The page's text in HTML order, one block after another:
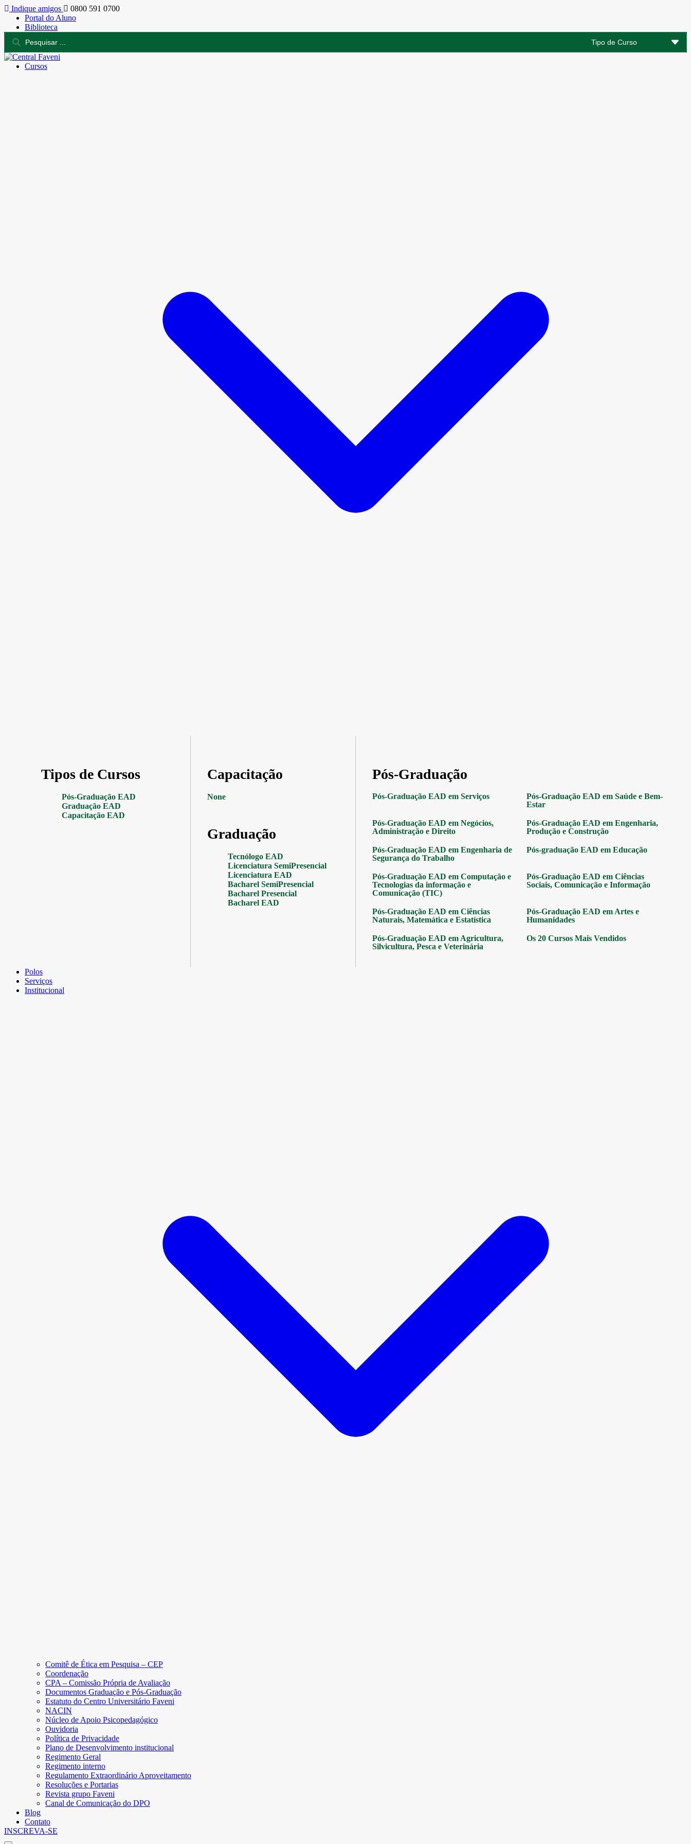
Indique amigos
0800 591 0700
Portal do Aluno
Biblioteca
Cursos
Tipos de Cursos
Pós-Graduação EAD
Graduação EAD
Capacitação EAD
Capacitação
None
Graduação
Tecnólogo EAD
Licenciatura SemiPresencial
Licenciatura EAD
Bacharel SemiPresencial
Bacharel Presencial
Bacharel EAD
Pós-Graduação
Pós-Graduação EAD em Serviços
Pós-Graduação EAD em Saúde e Bem-
Estar
Pós-Graduação EAD em Negócios,
Administração e Direito
Pós-Graduação EAD em Engenharia,
Produção e Construção
Pós-Graduação EAD em Engenharia de
Segurança do Trabalho
Pós-graduação EAD em Educação
Pós-Graduação EAD em Computação e
Tecnologias da informação e
Comunicação (TIC)
Pós-Graduação EAD em Ciências
Sociais, Comunicação e Informação
Pós-Graduação EAD em Ciências
Naturais, Matemática e Estatística
Pós-Graduação EAD em Artes e
Humanidades
Pós-Graduação EAD em Agricultura,
Silvicultura, Pesca e Veterinária
Os 20 Cursos Mais Vendidos
Polos
Serviços
Institucional
Comitê de Ética em Pesquisa – CEP
Coordenação
CPA – Comissão Própria de Avaliação
Documentos Graduação e Pós-Graduação
Estatuto do Centro Universitário Faveni
NACIN
Núcleo de Apoio Psicopedagógico
Ouvidoria
Política de Privacidade
Plano de Desenvolvimento institucional
Regimento Geral
Regimento interno
Regulamento Extraordinário Aproveitamento
Resoluções e Portarias
Revista grupo Faveni
Canal de Comunicação do DPO
Blog
Contato
INSCREVA-SE